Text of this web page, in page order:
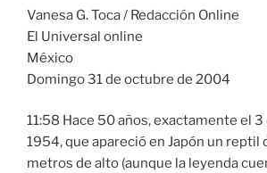
Vanesa G. Toca / Redacción Online
El Universal online
México
Domingo 31 de octubre de 2004
11:58 Hace 50 años, exactamente el
1954, que apareció en Japón un reptil
metros de alto (aunque la leyenda